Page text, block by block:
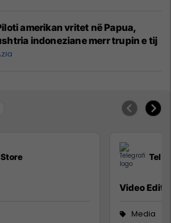
amerikan vritet në Papua,
indoneziane merr trupin e tij
Video
Media